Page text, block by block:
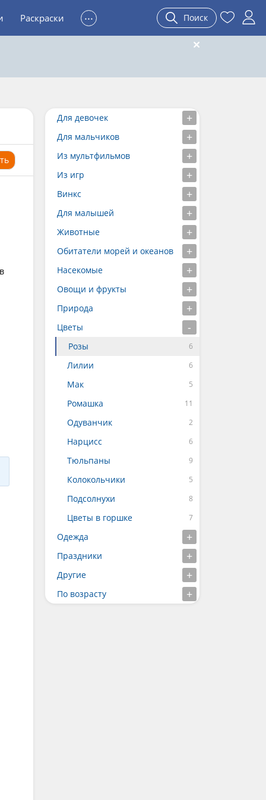
Раскраски ... Поиск
Для девочек
Для мальчиков
Из мультфильмов
Из игр
Винкс
Для малышей
Животные
Обитатели морей и океанов
Насекомые
Овощи и фрукты
Природа
Цветы
Розы
Лилии
Мак
Ромашка
Одуванчик
Нарцисс
Тюльпаны
Колокольчики
Подсолнухи
Цветы в горшке
Одежда
Праздники
Другие
По возрасту